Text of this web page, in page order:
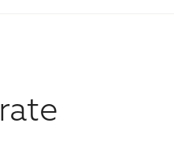
Dárky k nákupu